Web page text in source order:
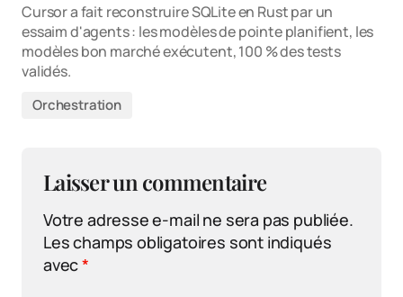
Cursor a fait reconstruire SQLite en Rust par un
essaim d'agents : les modèles de pointe planifient, les
modèles bon marché exécutent, 100 % des tests
validés.
Orchestration
Laisser un commentaire
Votre adresse e-mail ne sera pas publiée.
Les champs obligatoires sont indiqués
avec*